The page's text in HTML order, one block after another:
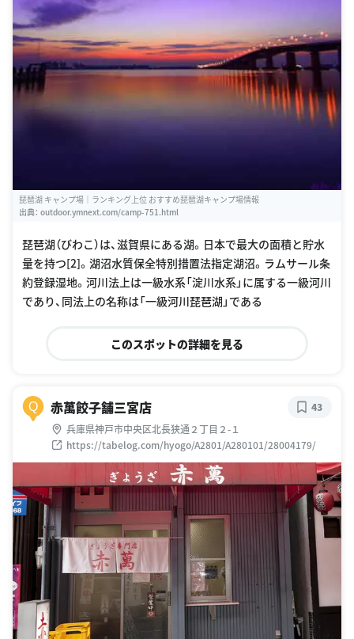
琵琶湖 キャンプ場｜ランキング上位 おすすめ琵琶湖キャンプ場情報
出典： outdoor.ymnext.com/camp-751.html
琵琶湖（びわこ）は、滋賀県にある湖。日本で最大の面積と貯水
量を持つ[2]。湖沼水質保全特別措置法指定湖沼。ラムサール条
約登録湿地。河川法上は一級水系「淀川水系」に属する一級河川
であり、同法上の名称は「一級河川琵琶湖」である
このスポットの詳細を見る
Q 赤萬餃子舗三宮店
兵庫県神戸市中央区北長狭通２丁目２-１
https://tabelog.com/hyogo/A2801/A280101/28004179/
43